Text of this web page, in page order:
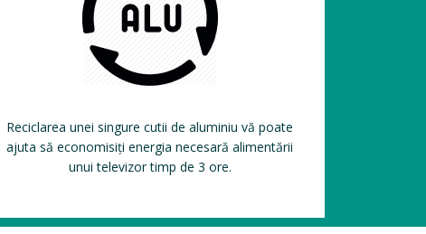
Reciclarea unei singure cutii de aluminiu vă poate
ajuta să economisiți energia necesară alimentării
unui televizor timp de 3 ore.